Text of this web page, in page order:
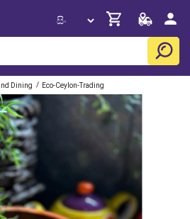
Dining / Eco-Ceylon-Trading